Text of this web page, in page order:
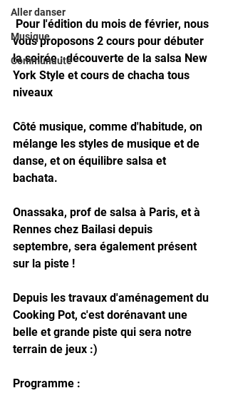
Aller danser
Musique
Communauté
vous proposons 2 cours pour débuter
la soirée : découverte de la salsa New
York Style et cours de chacha tous
niveaux
Côté musique, comme d'habitude, on
mélange les styles de musique et de
danse, et on équilibre salsa et
bachata.
Onassaka, prof de salsa à Paris, et à
Rennes chez Bailasi depuis
septembre, sera également présent
sur la piste !
Depuis les travaux d'aménagement du
Cooking Pot, c'est dorénavant une
belle et grande piste qui sera notre
terrain de jeux :)
Programme :